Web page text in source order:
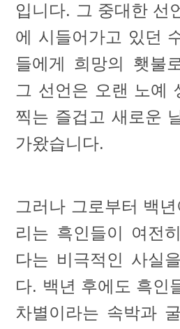
입니다. 그 중대한 선
에 시들어가고 있던
들에게 희망의 횃불
그 선언은 오랜 노예
찍는 즐겁고 새로운
가왔습니다.
그러나 그로부터 백
리는 흑인들이 여전
다는 비극적인 사실
다. 백년 후에도 흑인
차별이라는 속박과